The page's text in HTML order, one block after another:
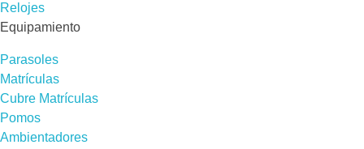
Relojes
Equipamiento
Parasoles
Matrículas
Cubre Matrículas
Pomos
Ambientadores